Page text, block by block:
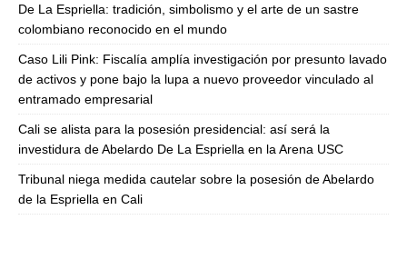
De La Espriella: tradición, simbolismo y el arte de un sastre
colombiano reconocido en el mundo
Caso Lili Pink: Fiscalía amplía investigación por presunto lavado
de activos y pone bajo la lupa a nuevo proveedor vinculado al
entramado empresarial
Cali se alista para la posesión presidencial: así será la
investidura de Abelardo De La Espriella en la Arena USC
Tribunal niega medida cautelar sobre la posesión de Abelardo
de la Espriella en Cali